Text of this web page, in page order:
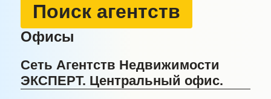
Поиск агентств
Офисы
Сеть Агентств Недвижимости
ЭКСПЕРТ. Центральный офис.